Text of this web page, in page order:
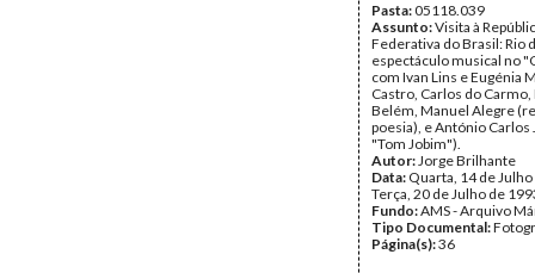
Pasta:05118.039
Assunto:Visita à
Federativa do Brasil: Rio
espectáculo musical no
com Ivan Lins e Eugénia
Castro, Carlos do Carmo,
Belém, Manuel Alegre
poesia), e António Carlos
"Tom Jobim").
Autor:Jorge Brilhante
Data: Quarta, 14 de
Terça, 20 de Julho de
Fundo:AMS - Arquivo
Tipo Documental:
Página(s):36